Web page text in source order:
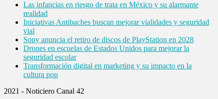
Las infancias en riesgo de trata en México y su alarmante
realidad
Iniciativas Antibaches buscan mejorar vialidades y seguridad
vial
Sony anuncia el retiro de discos de PlayStation en 2028
Drones en escuelas de Estados Unidos para mejorar la
seguridad escolar
Transformación digital en marketing y su impacto en la
cultura pop
2021 - Noticiero Canal 42